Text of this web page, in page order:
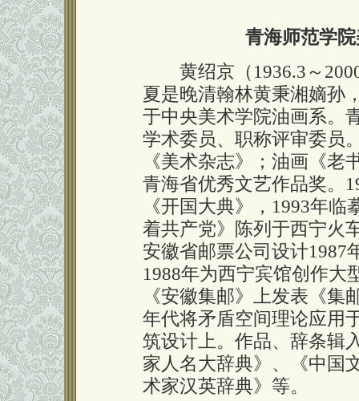
青海师范学
黄绍京（1936.3～
夏是晚清翰林黄秉湘嫡孙
于中央美术学院油画系。
学术委员、职称评审委员
《美术杂志》；油画《老
青海省优秀文艺作品奖。
《开国大典》，1993年
着共产党》陈列于西宁火
安徽省邮票公司设计1987
1988年为西宁宾馆创作大
《安徽集邮》上发表《集
年代将矛盾空间理论应用
筑设计上。作品、辞条辑
家人名大辞典》、《中国
术家汉英辞典》等。